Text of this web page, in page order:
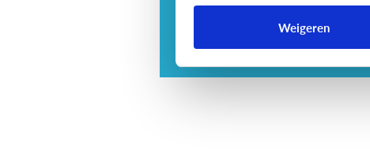
Weigeren
3 tips voor tieners